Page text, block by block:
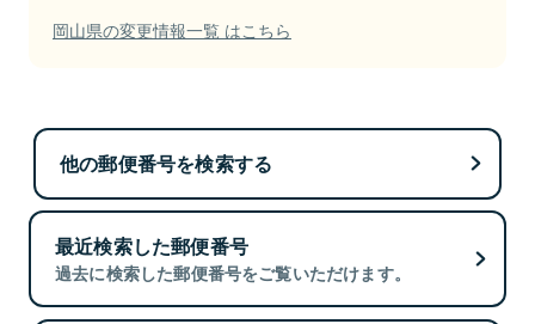
岡山県の変更情報一覧 はこちら
他の郵便番号を検索する
最近検索した郵便番号
過去に検索した郵便番号をご覧いただけます。